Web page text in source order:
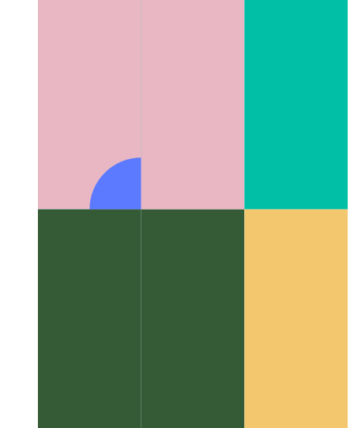
एल्गोरिदम और डेटा संरचनाएं